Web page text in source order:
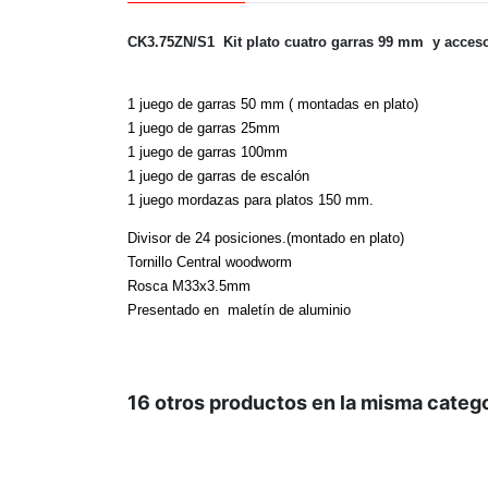
CK3.75ZN/S1 Kit plato cuatro garras 99 mm y
1 juego de garras 50 mm ( montadas en plato)
1 juego de garras 25mm
1 juego de garras 100mm
1 juego de garras de escalón
1 juego mordazas para platos 150 mm.
Divisor de 24 posiciones.(montado en plato)
Tornillo Central woodworm
Rosca M33x3.5mm
Presentado en maletín de aluminio
16 otros productos en la misma